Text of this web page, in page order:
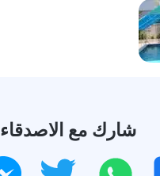
شارك مع الاصدقاء
فيسبوك
واتساب تويتر